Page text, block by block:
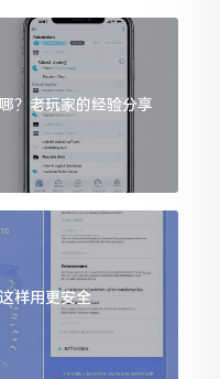
？老玩家的经验分享
样用更安全